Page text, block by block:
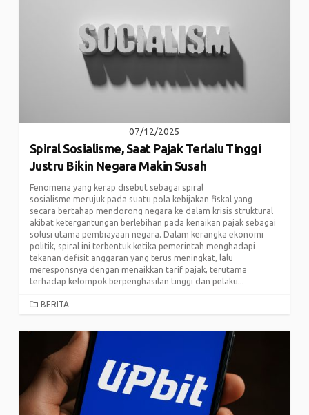
07/12/2025
Spiral Sosialisme, Saat Pajak Terlalu Tinggi
Justru Bikin Negara Makin Susah
Fenomena yang kerap disebut sebagai spiral
sosialisme merujuk pada suatu pola kebijakan fiskal yang
secara bertahap mendorong negara ke dalam krisis struktural
akibat ketergantungan berlebihan pada kenaikan pajak sebagai
solusi utama pembiayaan negara. Dalam kerangka ekonomi
politik, spiral ini terbentuk ketika pemerintah menghadapi
tekanan defisit anggaran yang terus meningkat, lalu
meresponsnya dengan menaikkan tarif pajak, terutama
terhadap kelompok berpenghasilan tinggi dan pelaku...
CATEGORIES
BERITA